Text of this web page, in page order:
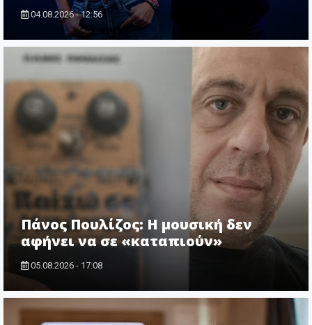
04.08.2026 - 12:56
Πάνος Πουλίζος: Η μουσική δεν
αφήνει να σε «καταπιούν»
05.08.2026 - 17:08